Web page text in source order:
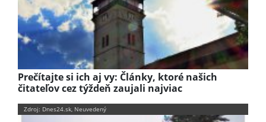
Prečítajte si ich aj vy: Články, ktoré našich
čitateľov cez týždeň zaujali najviac
Zdroj: Dnes24.sk, Neuvedený